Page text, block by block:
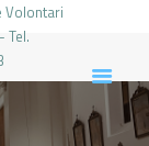
Volontari
Tel.
UDINE